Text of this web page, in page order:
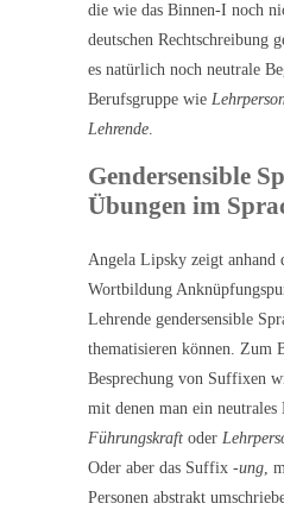
die wie das Binnen-I noch
deutschen Rechtschreibung
es natürlich noch neutrale
Berufsgruppe wie
Lehrende.
Gendersensible
Übungen im
Angela Lipsky zeigt anhand
Wortbildung
Lehrende gendersensible
thematisieren können. Zum
Besprechung von Suffixen
mit denen man ein neutrales
Führungskraft oder
Oder aber das Suffix -ung,
Personen abstrakt